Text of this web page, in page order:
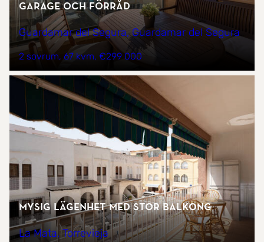
garage och förråd
Guardamar del Segura, Guardamar del Segura
2 sovrum 67 kvm €299 000
Mysig lägenhet med stor balkong
La Mata, Torrevieja